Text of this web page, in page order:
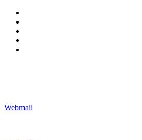
Webmail